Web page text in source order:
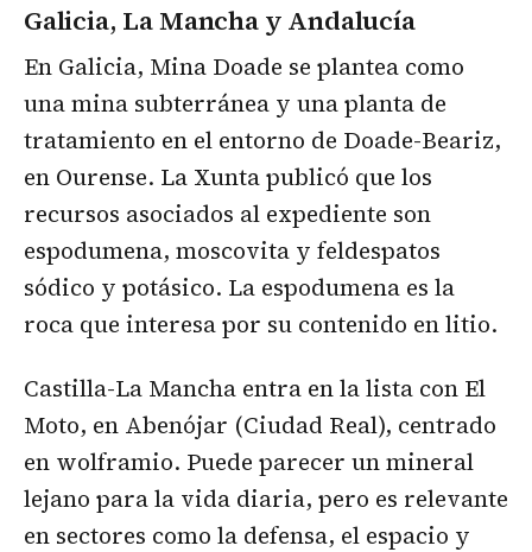
Galicia, La Mancha y Andalucía
En Galicia, Mina Doade se plantea como
una mina subterránea y una planta de
tratamiento en el entorno de Doade-Beariz,
en Ourense. La Xunta publicó que los
recursos asociados al expediente son
espodumena, moscovita y feldespatos
sódico y potásico. La espodumena es la
roca que interesa por su contenido en litio.
Castilla-La Mancha entra en la lista con El
Moto, en Abenójar (Ciudad Real), centrado
en wolframio. Puede parecer un mineral
lejano para la vida diaria, pero es relevante
en sectores como la defensa, el espacio y